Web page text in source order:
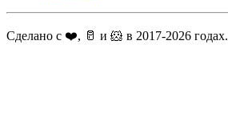
Сделано с ❤️, 🥛 и 🐹 в 2017-2026 годах.